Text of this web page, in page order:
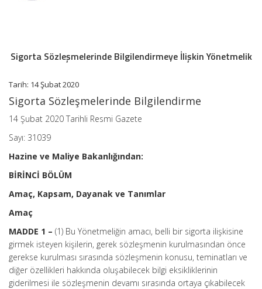
Sigorta Sözleşmelerinde Bilgilendirmeye İlişkin Yönetmelik
Tarih: 14 Şubat 2020
Sigorta Sözleşmelerinde Bilgilendirme
14 Şubat 2020 Tarihli Resmi Gazete
Sayı: 31039
Hazine ve Maliye Bakanlığından:
BİRİNCİ BÖLÜM
Amaç, Kapsam, Dayanak ve Tanımlar
Amaç
MADDE 1 – (1) Bu Yönetmeliğin amacı, belli bir sigorta ilişkisine
girmek isteyen kişilerin, gerek sözleşmenin kurulmasından önce
gerekse kurulması sırasında sözleşmenin konusu, teminatları ve
diğer özellikleri hakkında oluşabilecek bilgi eksikliklerinin
giderilmesi ile sözleşmenin devamı sırasında ortaya çıkabilecek